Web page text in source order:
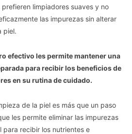
limpiadores suaves y no
las impurezas sin alterar
piel.
efectivo les permite mantener una
para recibir los beneficios de
en su rutina de cuidado.
de la piel es más que un paso
les permite eliminar las impurezas
recibir los nutrientes e